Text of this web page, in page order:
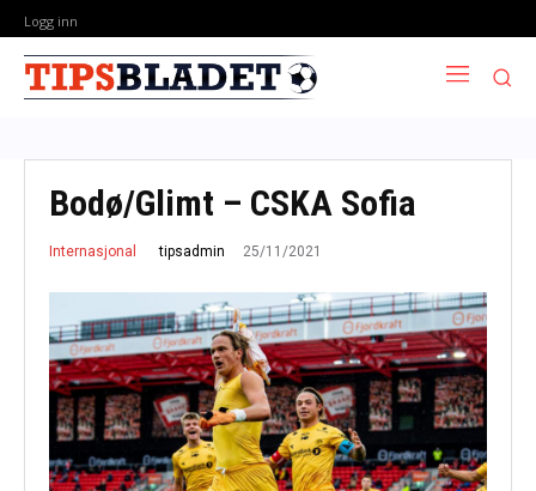
Logg inn
Bodø/Glimt – CSKA Sofia
Internasjonal tipsadmin 25/11/2021